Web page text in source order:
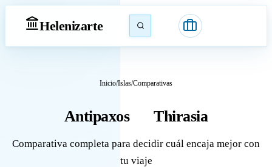
Helenizarte
Inicio/Islas/Comparativas
Antipaxos Thirasia
Comparativa completa para decidir cuál encaja mejor con
tu viaje